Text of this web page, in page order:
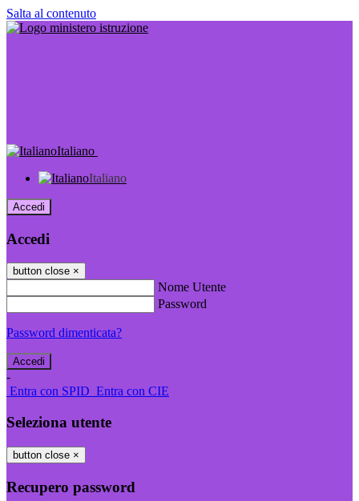
Salta al contenuto
Italiano
Italiano
Accedi
Accedi
button close ×
Nome Utente
Password
Password dimenticata?
-
Entra con SPID Entra con CIE
Seleziona utente
button close ×
Recupero password